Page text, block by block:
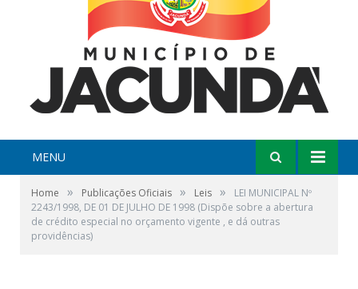
MENU
Home » Publicações Oficiais » Leis »
LEI MUNICIPAL Nº
2243/1998, DE 01 DE JULHO DE 1998 (Dispõe sobre a abertura
de crédito especial no orçamento vigente , e dá outras
providências)